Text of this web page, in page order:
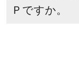
Ｐですか。